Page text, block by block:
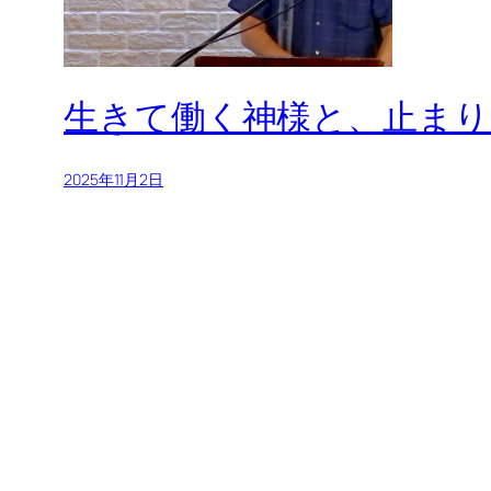
生きて働く神様と、止ま
2025年11月2日